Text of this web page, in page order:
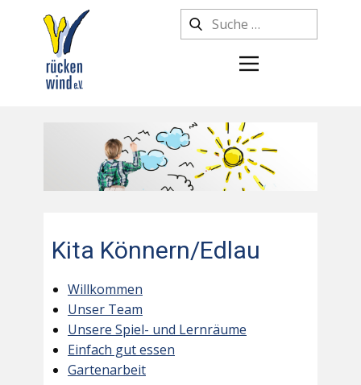
Kita Könnern/Edlau
Willkommen
Unser Team
Unsere Spiel- und Lernräume
Einfach gut essen
Gartenarbeit